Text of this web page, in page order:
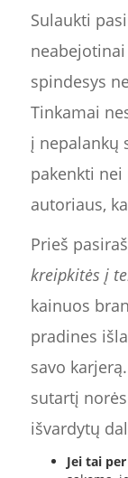
Sulaukti
spindesys
Tinkamai
į nepalankų
pakenkti
autoriaus,
Prieš
kreipkitės į
kainuos
pradines
savo
sutartį
išvardytų
Jei tai